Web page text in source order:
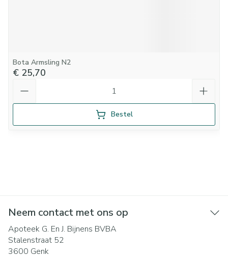
Bota Armsling N2
€ 25,70
Bestel
Neem contact met ons op
Apoteek G. En J. Bijnens BVBA
Stalenstraat 52
3600 Genk